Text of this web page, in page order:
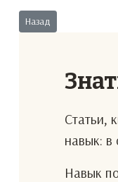
Предыдущий: Не
Назад
Статьи,
навык:
Навык